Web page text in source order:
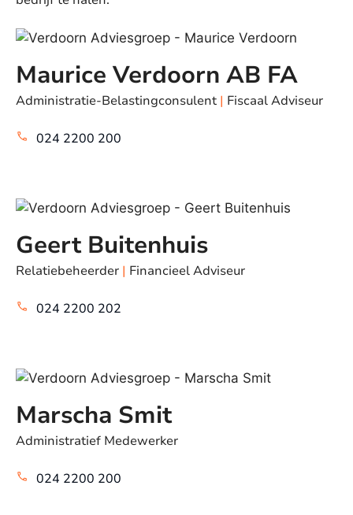
Maurice Verdoorn AB FA
Administratie-Belastingconsulent | Fiscaal Adviseur
024 2200 200
Geert Buitenhuis
Relatiebeheerder | Financieel Adviseur
024 2200 202
Marscha Smit
Administratief Medewerker
024 2200 200